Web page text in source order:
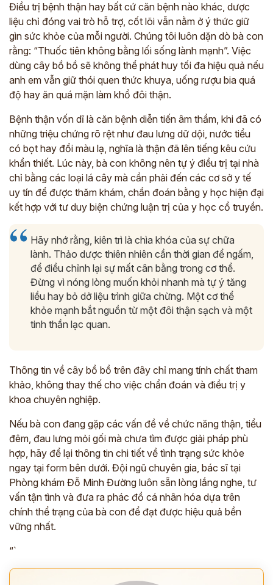
Điều trị bệnh thận hay bất cứ căn bệnh nào khác, dược
liệu chỉ đóng vai trò hỗ trợ, cốt lõi vẫn nằm ở ý thức giữ
gìn sức khỏe của mỗi người. Chúng tôi luôn dặn dò bà con
rằng: “Thuốc tiên không bằng lối sống lành mạnh”. Việc
dùng cây bồ bồ sẽ không thể phát huy tối đa hiệu quả nếu
anh em vẫn giữ thói quen thức khuya, uống rượu bia quá
độ hay ăn quá mặn làm khổ đôi thận.
Bệnh thận vốn dĩ là căn bệnh diễn tiến âm thầm, khi đã có
những triệu chứng rõ rệt như đau lưng dữ dội, nước tiểu
có bọt hay đổi màu lạ, nghĩa là thận đã lên tiếng kêu cứu
khẩn thiết. Lúc này, bà con không nên tự ý điều trị tại nhà
chỉ bằng các loại lá cây mà cần phải đến các cơ sở y tế
uy tín để được thăm khám, chẩn đoán bằng y học hiện đại
kết hợp với tư duy biện chứng luận trị của y học cổ truyền.
Hãy nhớ rằng, kiên trì là chìa khóa của sự chữa
lành. Thảo dược thiên nhiên cần thời gian để ngấm,
để điều chỉnh lại sự mất cân bằng trong cơ thể.
Đừng vì nóng lòng muốn khỏi nhanh mà tự ý tăng
liều hay bỏ dở liệu trình giữa chừng. Một cơ thể
khỏe mạnh bắt nguồn từ một đôi thận sạch và một
tinh thần lạc quan.
Thông tin về cây bồ bồ trên đây chỉ mang tính chất tham
khảo, không thay thế cho việc chẩn đoán và điều trị y
khoa chuyên nghiệp.
Nếu bà con đang gặp các vấn đề về chức năng thận, tiểu
đêm, đau lưng mỏi gối mà chưa tìm được giải pháp phù
hợp, hãy để lại thông tin chi tiết về tình trạng sức khỏe
ngay tại form bên dưới. Đội ngũ chuyên gia, bác sĩ tại
Phòng khám Đỗ Minh Đường luôn sẵn lòng lắng nghe, tư
vấn tận tình và đưa ra phác đồ cá nhân hóa dựa trên
chính thể trạng của bà con để đạt được hiệu quả bền
vững nhất.
“`